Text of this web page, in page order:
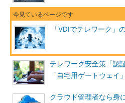
「VDIでテレワーク」
テレワーク安全策「認
「自宅用ゲートウェイ
クラウド管理者なら身